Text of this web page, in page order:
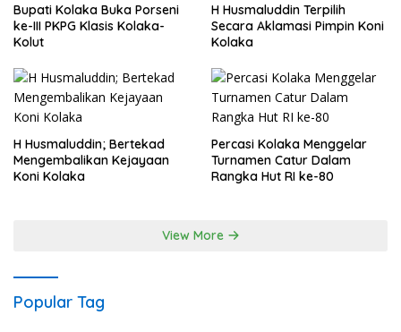
Bupati Kolaka Buka Porseni
ke-III PKPG Klasis Kolaka-
Kolut
H Husmaluddin Terpilih
Secara Aklamasi Pimpin Koni
Kolaka
H Husmaluddin; Bertekad
Mengembalikan Kejayaan
Koni Kolaka
Percasi Kolaka Menggelar
Turnamen Catur Dalam
Rangka Hut RI ke-80
View More
Popular Tag